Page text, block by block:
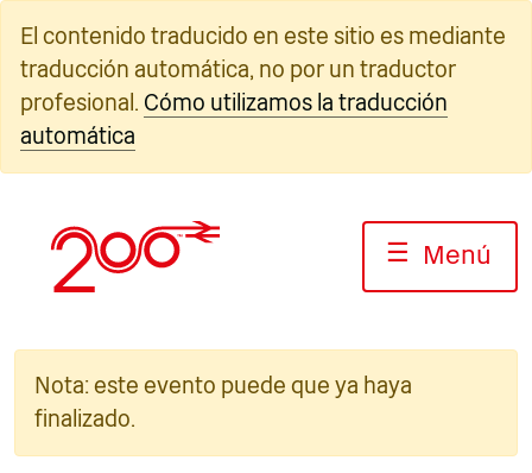
contenido
El contenido traducido en este sitio es mediante
traducción automática, no por un traductor
profesional. Cómo utilizamos la traducción
automática
☰ Menú
Nota: este evento puede que ya haya
finalizado.